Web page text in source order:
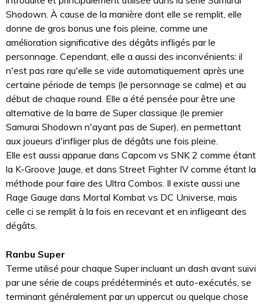
Shodown. À cause de la manière dont elle se remplit, elle
donne de gros bonus une fois pleine, comme une
amélioration significative des dégâts infligés par le
personnage. Cependant, elle a aussi des inconvénients: il
n'est pas rare qu'elle se vide automatiquement après une
certaine période de temps (le personnage se calme) et au
début de chaque round. Elle a été pensée pour être une
alternative de la barre de Super classique (le premier
Samurai Shodown n'ayant pas de Super), en permettant
aux joueurs d'infliger plus de dégâts une fois pleine.
Elle est aussi apparue dans Capcom vs SNK 2 comme étant
la K-Groove Jauge, et dans Street Fighter IV comme étant la
méthode pour faire des Ultra Combos. Il existe aussi une
Rage Gauge dans Mortal Kombat vs DC Universe, mais
celle ci se remplit à la fois en recevant et en infligeant des
dégâts.
Ranbu Super
Terme utilisé pour chaque Super incluant un dash avant suivi
par une série de coups prédéterminés et auto-exécutés, se
terminant généralement par un uppercut ou quelque chose